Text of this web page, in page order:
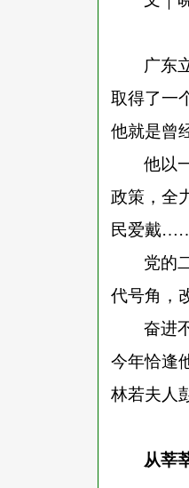
广东
取得了一
他就是曾
他以
政策，全
民爱戴
党的
代号角，
奋进
今年恰逢
林若夫人
从莘